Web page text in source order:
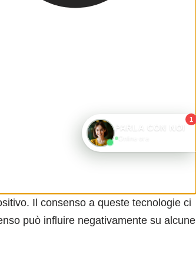
Il consenso a queste tecnologie ci
può influire negativamente su alcune
PARLA CON NOI
Online ora
1